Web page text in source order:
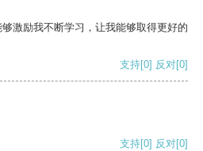
激励我不断学习，让我能够取得更好的
支持[0] 反对[0]
支持[0] 反对[0]